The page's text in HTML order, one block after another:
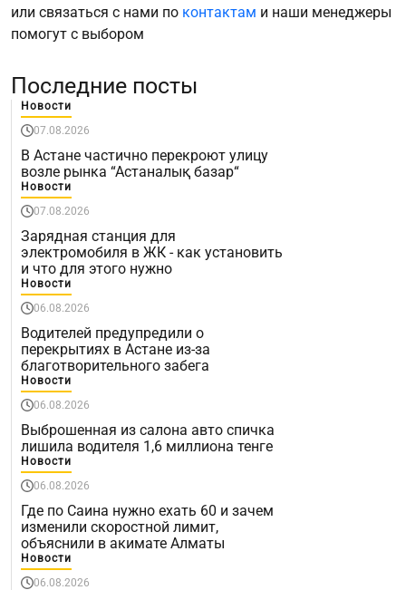
или связаться с нами по контактам и наши менеджеры
помогут с выбором
Последние посты
Новости
07.08.2026
В Астане частично перекроют улицу
возле рынка “Астаналық базар“
Новости
07.08.2026
Зарядная станция для
электромобиля в ЖК - как установить
и что для этого нужно
Новости
06.08.2026
Водителей предупредили о
перекрытиях в Астане из-за
благотворительного забега
Новости
06.08.2026
Выброшенная из салона авто спичка
лишила водителя 1,6 миллиона тенге
Новости
06.08.2026
Где по Саина нужно ехать 60 и зачем
изменили скоростной лимит,
объяснили в акимате Алматы
Новости
06.08.2026